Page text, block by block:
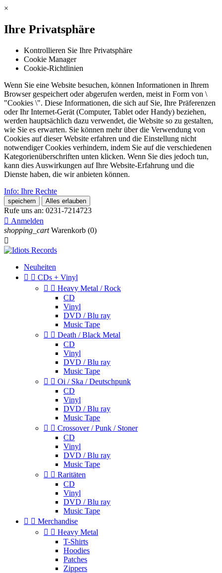
×
Ihre Privatsphäre
Kontrollieren Sie Ihre Privatsphäre
Cookie Manager
Cookie-Richtlinien
Wenn Sie eine Website besuchen, können Informationen in Ihrem
Browser gespeichert oder abgerufen werden, meist in Form von \
"Cookies \". Diese Informationen, die sich auf Sie, Ihre Präferenzen
oder Ihr Internet-Gerät (Computer, Tablet oder Handy) beziehen,
werden hauptsächlich dazu verwendet, die Website so zu gestalten,
wie Sie es erwarten. Sie können mehr über die Verwendung von
Cookies auf dieser Website erfahren und die Einstellung nicht
notwendiger Cookies verhindern, indem Sie auf die verschiedenen
Kategorienüberschriften unten klicken. Wenn Sie dies jedoch tun,
kann dies Auswirkungen auf Ihre Website-Erfahrung und die
Dienste haben, die wir anbieten können.
Info: Ihre Rechte
speichern Alles erlauben
Rufe uns an: 0231-7214723
 Anmelden
shopping_cart Warenkorb (0)

Neuheiten
  CDs + Vinyl
  Heavy Metal / Rock
CD
Vinyl
DVD / Blu ray
Music Tape
  Death / Black Metal
CD
Vinyl
DVD / Blu ray
Music Tape
  Oi / Ska / Deutschpunk
CD
Vinyl
DVD / Blu ray
Music Tape
  Crossover / Punk / Stoner
CD
Vinyl
DVD / Blu ray
Music Tape
  Raritäten
CD
Vinyl
DVD / Blu ray
Music Tape
  Merchandise
  Heavy Metal
T-Shirts
Hoodies
Patches
Zippers